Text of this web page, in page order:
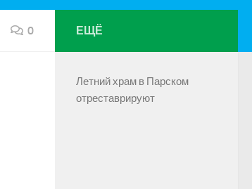
0 ЕЩЁ
Летний храм в Парском
отреставрируют